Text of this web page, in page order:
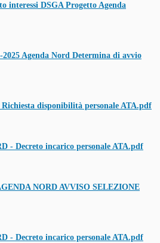
interessi DSGA Progetto Agenda
Agenda Nord Determina di avvio
disponibilità personale ATA.pdf
- Decreto incarico personale ATA.pdf
NORD AVVISO SELEZIONE
- Decreto incarico personale ATA.pdf